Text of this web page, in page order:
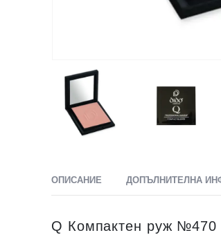
ОПИСАНИЕ ДОПЪЛНИТЕЛНА
Q Компактен руж №470